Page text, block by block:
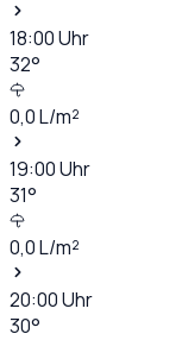
18:00Uhr
32°
0,0L/m²
19:00Uhr
31°
0,0L/m²
20:00Uhr
30°